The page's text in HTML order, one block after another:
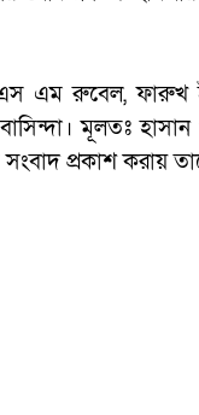
এম রুবেল, ফারুখ
মূলতঃ
সংবাদ প্রকাশ করায়